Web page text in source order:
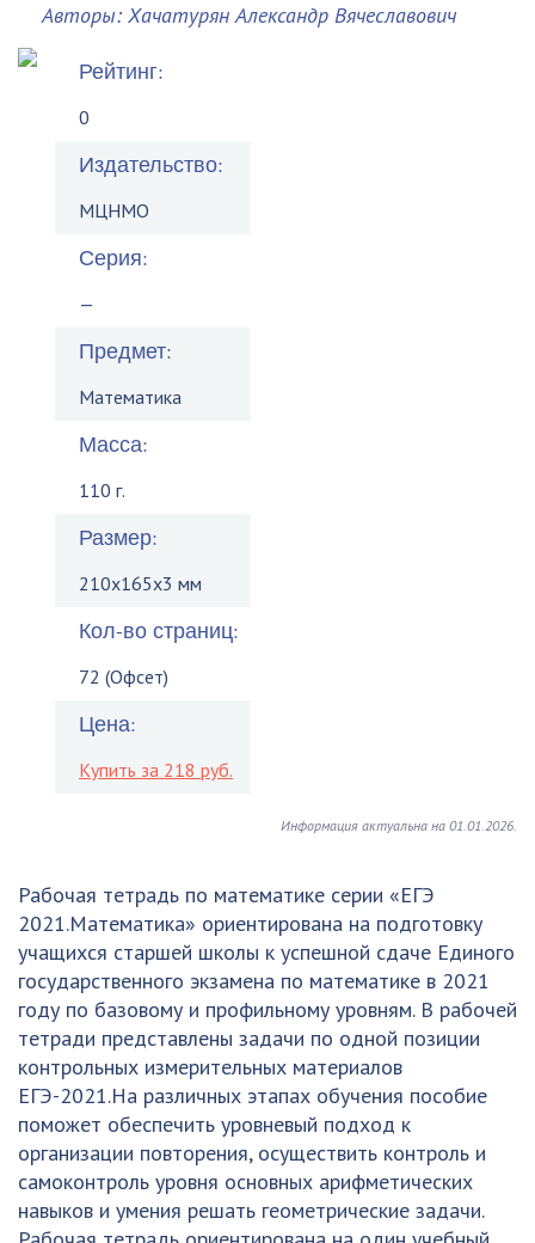
Авторы: Хачатурян Александр Вячеславович
Рейтинг:
0
Издательство:
МЦНМО
Серия:
—
Предмет:
Математика
Масса:
110 г.
Размер:
210x165x3 мм
Кол-во страниц:
72 (Офсет)
Цена:
Купить за 218 руб.
Информация актуальна на 01.01.2026.
Рабочая тетрадь по математике серии «ЕГЭ
2021.Математика» ориентирована на подготовку
учащихся старшей школы к успешной сдаче Единого
государственного экзамена по математике в 2021
году по базовому и профильному уровням. В рабочей
тетради представлены задачи по одной позиции
контрольных измерительных материалов
ЕГЭ-2021.На различных этапах обучения пособие
поможет обеспечить уровневый подход к
организации повторения, осуществить контроль и
самоконтроль уровня основных арифметических
навыков и умения решать геометрические задачи.